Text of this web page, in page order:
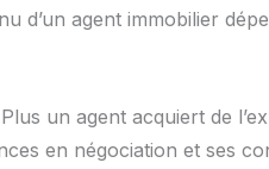
d’un agent immobilier
Plus un agent acquiert de
en négociation et ses